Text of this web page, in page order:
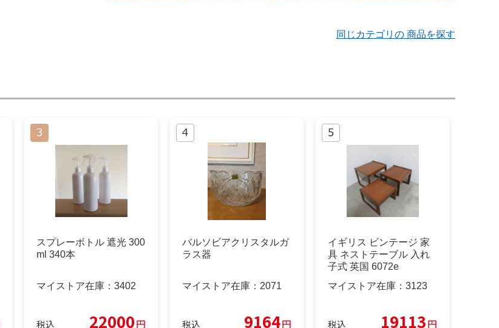
同じカテゴリの 商品を探す
スプレーボトル 遮光 300
ml 340本
マイストア在庫： 3402
税込 22000円
バルソビアクリスタルガ
ラス器
マイストア在庫： 2071
税込 9164円
イギリス ビンテージ 家
具 ネストテーブル 入れ
子式 英国 6072e
マイストア在庫： 3123
税込 19113円